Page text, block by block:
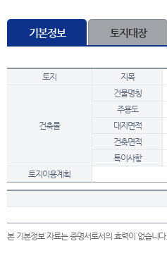
기본정보 토지대장
토지 지목
건축물
건물명칭
주용도
대지면적
건축면적
특이사항
토지이용계획
본 기본정보 자료는 증명서로서의 효력이 없습니다.